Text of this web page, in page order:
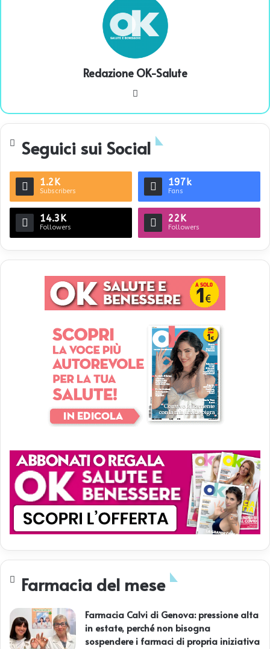
Redazione OK-Salute
te
Seguici sui Social
1.2K
Subscribers
197k
Fans
14.3K
Followers
22K
Followers
Farmacia del mese
Farmacia Calvi di Genova: pressione alta
in estate, perché non bisogna
sospendere i farmaci di propria iniziativa